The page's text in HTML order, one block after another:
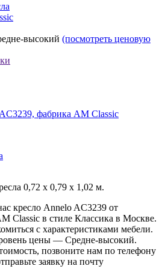
высокий (посмотреть ценовую
0,72 x 0,79 x 1,02 м.
кресло Annelo AC3239 от
Classic в стиле Классика в Москве.
с характеристиками мебели.
цены — Средне-высокий.
позвоните нам по телефону
заявку на почту